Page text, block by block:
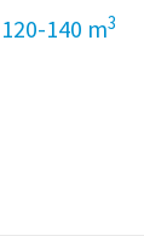
120-140 m3